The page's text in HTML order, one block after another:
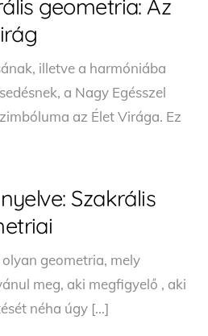
geometria: Az
illetve a harmóniába
a Nagy Egésszel
az Élet Virága. Ez
Szakrális
geometria, mely
meg, aki megfigyelő , aki
néha úgy […]